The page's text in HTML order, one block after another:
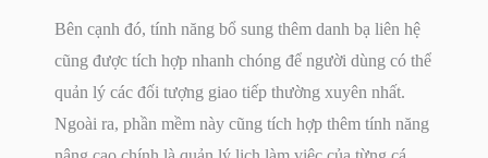
Bên cạnh đó, tính năng bổ sung thêm danh bạ liên hệ
cũng được tích hợp nhanh chóng để người dùng có thể
quản lý các đối tượng giao tiếp thường xuyên nhất.
Ngoài ra, phần mềm này cũng tích hợp thêm tính năng